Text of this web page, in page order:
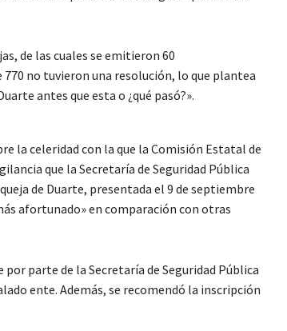
de las cuales se emitieron 60
770 no tuvieron una resolución, lo que plantea
antes que esta o ¿qué pasó?».
la celeridad con la que la Comisión Estatal de
que la Secretaría de Seguridad Pública
de Duarte, presentada el 9 de septiembre
afortunado» en comparación con otras
parte de la Secretaría de Seguridad Pública
ente. Además, se recomendó la inscripción